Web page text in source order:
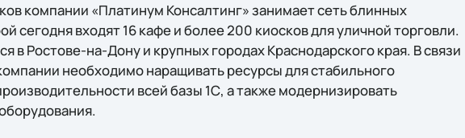
компании «Платинум Консалтинг» занимает сеть блинных
сегодня входят 16 кафе и более 200 киосков для уличной торговли.
в Ростове-на-Дону и крупных городах Краснодарского края. В связи
необходимо наращивать ресурсы для стабильного
всей базы 1С, а также модернизировать